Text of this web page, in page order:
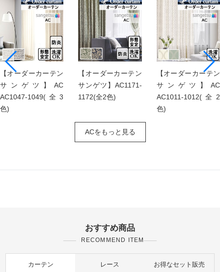
【オーダーカーテン
サンゲツ】AC
AC1047-1049(全3
色)
【オーダーカーテン
サンゲツ】AC1171-
1172(全2色)
【オーダーカーテン
サンゲツ】AC
AC1011-1012(全2
色)
ACをもっと見る
おすすめ商品
RECOMMEND ITEM
カーテン レース お得なセット販売